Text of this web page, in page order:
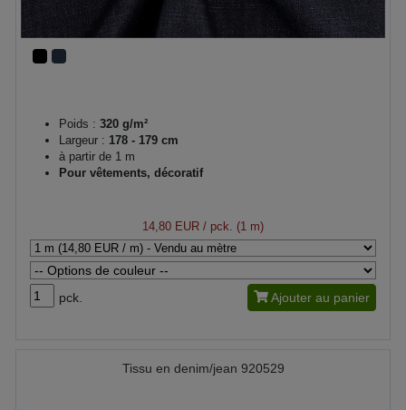
Poids : 320 g/m²
Largeur : 178 - 179 cm
à partir de 1 m
Pour vêtements, décoratif
14,80 EUR / pck. (1 m)
pck. Ajouter au panier
Tissu en denim/jean 920529